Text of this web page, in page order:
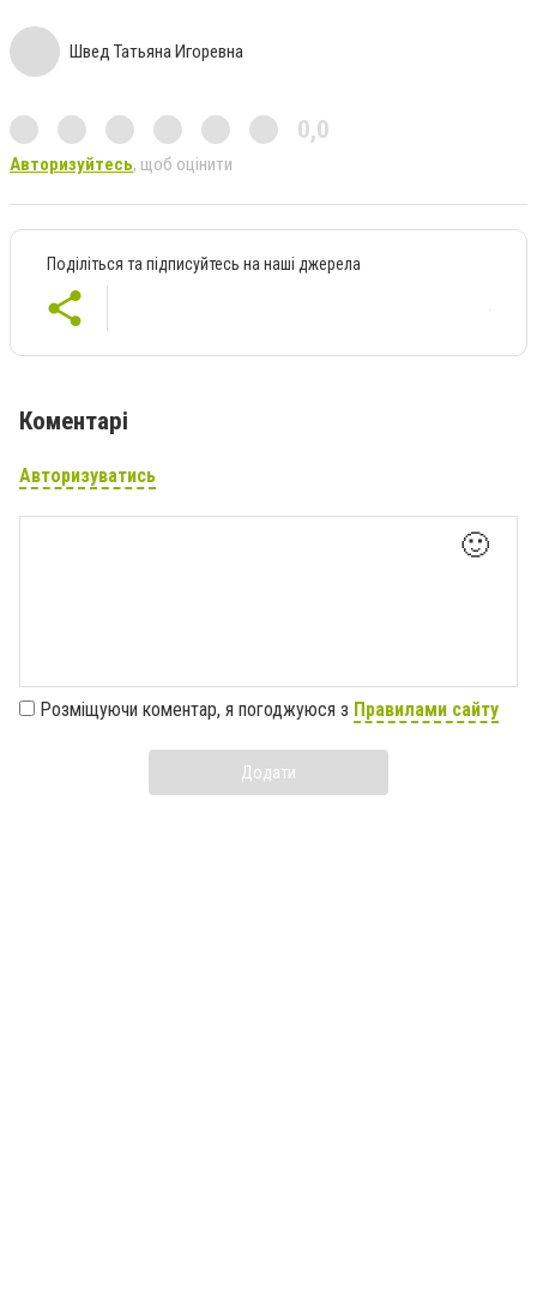
Швед Татьяна Игоревна
0,0
Авторизуйтесь, щоб оцінити
Поділіться та підписуйтесь на наші джерела
Коментарі
Авторизуватись
🙂
Розміщуючи коментар, я погоджуюся з Правилами сайту
Додати